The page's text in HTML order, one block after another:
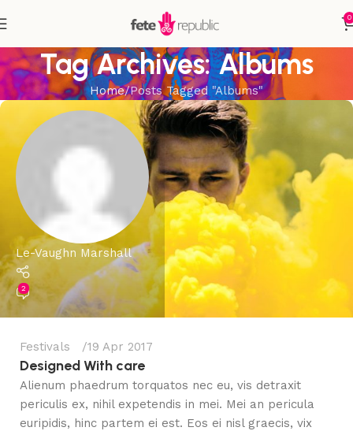
0
Tag Archives: Albums
Home Posts Tagged "Albums"
Le-Vaughn Marshall
2
Festivals 19 Apr 2017
Designed With care
Alienum phaedrum torquatos nec eu, vis detraxit
periculis ex, nihil expetendis in mei. Mei an pericula
euripidis, hinc partem ei est. Eos ei nisl graecis, vix